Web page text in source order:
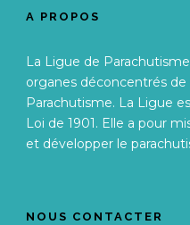
A PROPOS
La Ligue de
organes déconcentrés de
Parachutisme. La Ligue
Loi de 1901. Elle a pour
et développer le
NOUS CONTACTER